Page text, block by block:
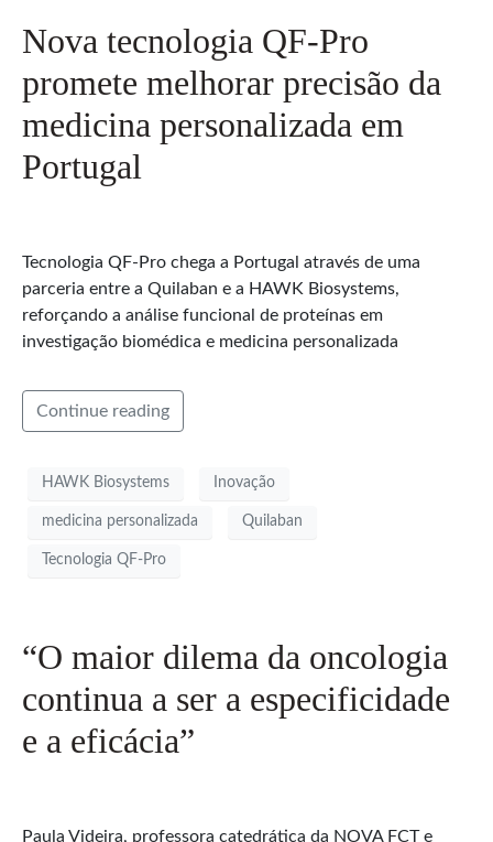
Nova tecnologia QF-Pro
promete melhorar precisão da
medicina personalizada em
Portugal
Tecnologia QF-Pro chega a Portugal através de uma
parceria entre a Quilaban e a HAWK Biosystems,
reforçando a análise funcional de proteínas em
investigação biomédica e medicina personalizada
Continue reading
HAWK Biosystems Inovação
medicina personalizada Quilaban
Tecnologia QF-Pro
“O maior dilema da oncologia
continua a ser a especificidade
e a eficácia”
Paula Videira, professora catedrática da NOVA FCT e